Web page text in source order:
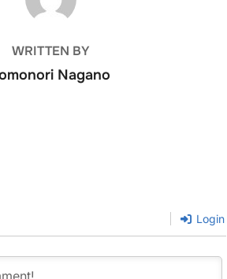
WRITTEN BY
Nagano
Login